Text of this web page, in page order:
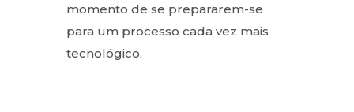
momento de se prepararem-se
para um processo cada vez mais
tecnológico.